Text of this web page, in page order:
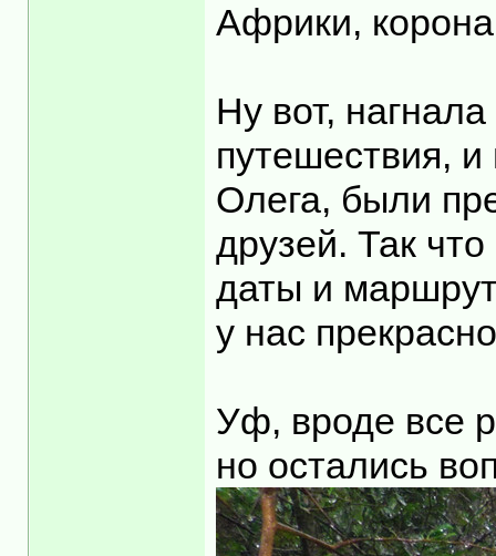
Африки,
Ну вот,
путешествия,
Олега, были
друзей. Так
даты и
у нас
Уф, вроде все
но остались